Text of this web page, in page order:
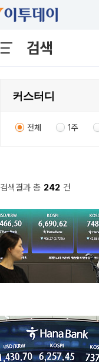
검색
전체 1주
검색결과 총 242 건